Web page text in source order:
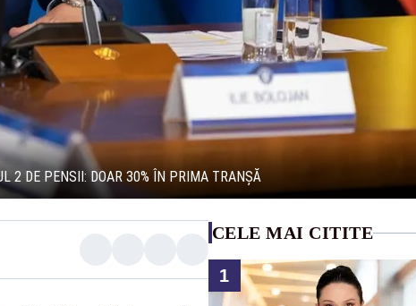
2 DE PENSII: DOAR 30% ÎN PRIMA TRANȘĂ
CELE MAI CITITE
1